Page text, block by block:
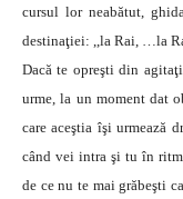
cursul lor neabătut,
destinaţiei: ,,la Rai, …la
Dacă te opreşti din
urme, la un moment dat
care aceştia îşi urmează
când vei intra şi tu în
de ce nu te mai grăbeşti